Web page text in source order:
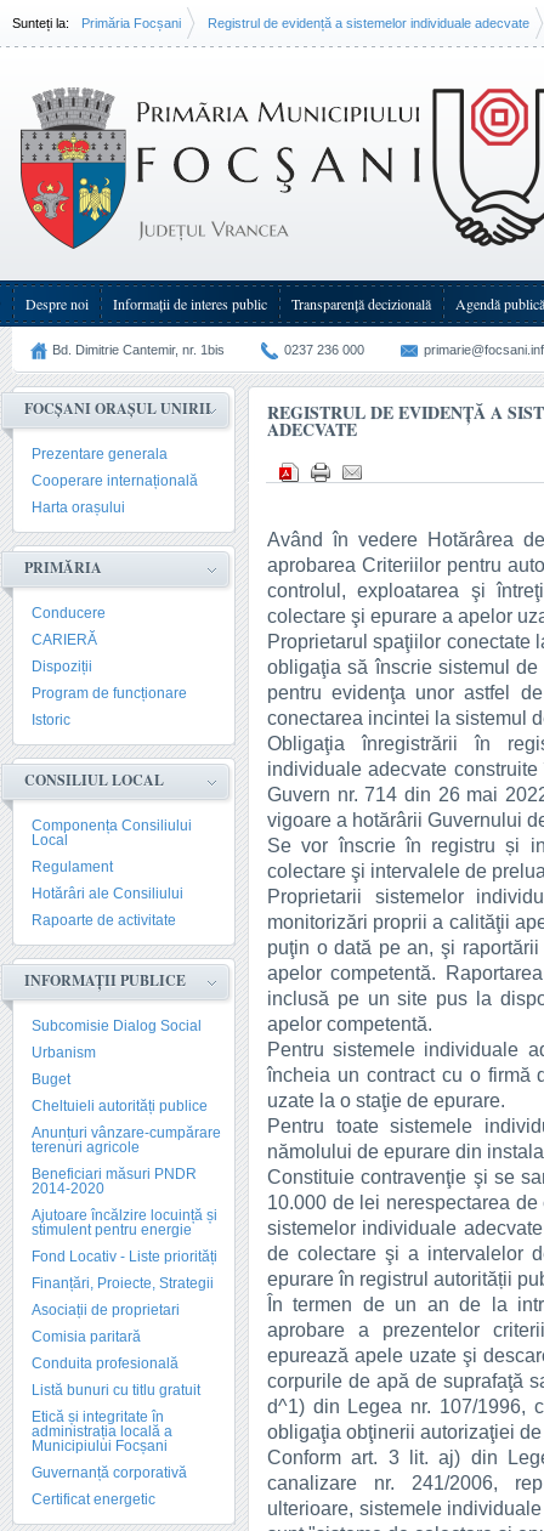
Sunteți la: Primăria Focșani Registrul de evidență a sistemelor individuale adecvate
Despre noi Informații de interes public Transparenţă decizională Agendă publică
Bd. Dimitrie Cantemir, nr. 1bis 0237 236 000
FOCȘANI ORAȘUL UNIRII
Prezentare generala
Cooperare internațională
Harta orașului
PRIMĂRIA
Conducere
CARIERĂ
Dispoziții
Program de funcționare
Istoric
CONSILIUL LOCAL
Componența Consiliului
Local
Regulament
Hotărâri ale Consiliului
Rapoarte de activitate
INFORMAȚII PUBLICE
Subcomisie Dialog Social
Urbanism
Buget
Cheltuieli autorități publice
Anunțuri vânzare-cumpărare
terenuri agricole
Beneficiari măsuri PNDR
2014-2020
Ajutoare încălzire locuință și
stimulent pentru energie
Fond Locativ - Liste priorități
Finanțări, Proiecte, Strategii
Asociații de proprietari
Comisia paritară
Conduita profesională
Listă bunuri cu titlu gratuit
Etică și integritate în
administrația locală a
Municipiului Focșani
Guvernanță corporativă
Certificat energetic
REGISTRUL DE EVIDENȚĂ A
ADECVATE
Având în vedere Hotărârea
aprobarea Criteriilor pentru
controlul, exploatarea şi
colectare şi epurare a apelor
Proprietarul spaţiilor conectate
obligaţia să înscrie sistemul
pentru evidenţa unor astfel
conectarea incintei la sistemul
Obligaţia înregistrării în
individuale adecvate
Guvern nr. 714 din 26 mai
vigoare a hotărârii Guvernului
Se vor înscrie în registru și
colectare şi intervalele de
Proprietarii sistemelor
monitorizări proprii a calităţii
puţin o dată pe an, şi
apelor competentă.
inclusă pe un site pus la
apelor competentă.
Pentru sistemele individuale
încheia un contract cu o firmă
uzate la o staţie de epurare.
Pentru toate sistemele
nămolului de epurare din
Constituie contravenţie şi se
10.000 de lei nerespectarea
sistemelor individuale
de colectare şi a intervalelor
epurare în registrul autorității
În termen de un an de la
aprobare a prezentelor
epurează apele uzate şi
corpurile de apă de suprafaţă
d^1) din Legea nr. 107/1996,
obligaţia obţinerii autorizaţiei
Conform art. 3 lit. aj) din
canalizare nr. 241/2006,
ulterioare, sistemele